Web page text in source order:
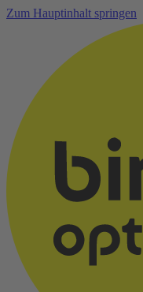
Zum Hauptinhalt springen